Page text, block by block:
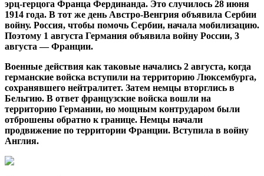
эрц-герцога Франца Фердинанда. Это случилось 28 июня
1914 года. В тот же день Австро-Венгрия объявила Сербии
войну. Россия, чтобы помочь Сербии, начала мобилизацию.
Поэтому 1 августа Германия объявила войну России, 3
августа — Франции.
Военные действия как таковые начались 2 августа, когда
германские войска вступили на территорию Люксембурга,
сохранявшего нейтралитет. Затем немцы вторглись в
Бельгию. В ответ французские войска вошли на
территорию Германии, но мощным контрударом были
отброшены обратно к границе. Немцы начали
продвижение по территории Франции. Вступила в войну
Англия.